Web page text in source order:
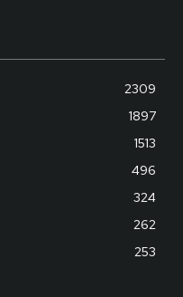
2309
1897
1513
496
324
262
253